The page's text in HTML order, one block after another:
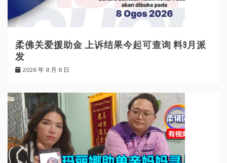
柔佛关爱援助金 上诉结果今起可查询 料9月派
发
2026 年 8 月 8 日